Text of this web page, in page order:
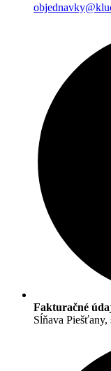
Fakturačné
Sĺňava Piešťany,